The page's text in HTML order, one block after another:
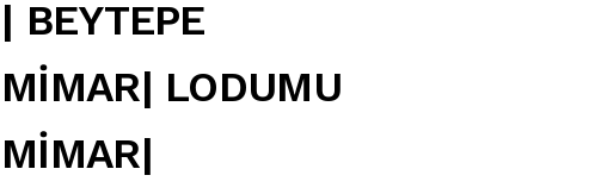
| BEYTEPE
MİMAR| LODUMU
MİMAR|